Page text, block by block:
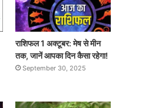
राशिफल 1 अक्टूबर: मेष से मीन
तक, जानें आपका दिन कैसा रहेगा!
September 30, 2025